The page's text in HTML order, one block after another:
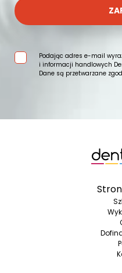
Podając adres e-mail
i informacji handlowych
Dane są przetwarzane